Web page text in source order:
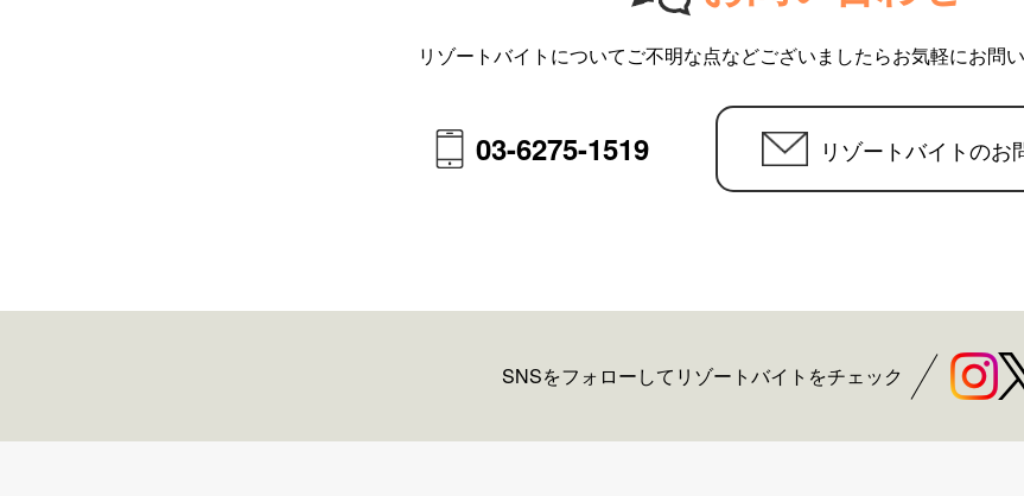
リゾートバイトについてご不明な点などございましたらお気軽にお問い
03-6275-1519 リゾートバイトのお
SNSをフォローしてリゾートバイトをチェック